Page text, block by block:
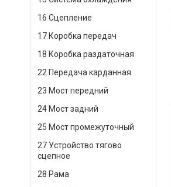
16 Сцепление
17 Коробка передач
18 Коробка раздаточная
22 Передача карданная
23 Мост передний
24 Мост задний
25 Мост промежуточный
27 Устройство тягово
сцепное
28 Рама